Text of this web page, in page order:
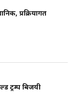
प्रक्रियागत
ट्रम्प बिजयी